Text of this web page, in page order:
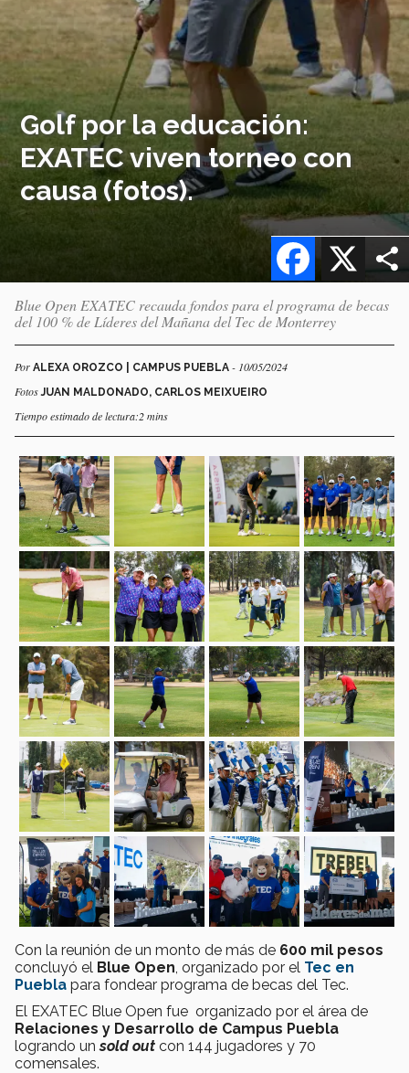
Golf por la educación:
EXATEC viven torneo con
causa (fotos).
X
Facebook
Blue Open EXATEC recauda fondos para el programa de becas
del 100 % de Líderes del Mañana del Tec de Monterrey
Por ALEXA OROZCO | CAMPUS PUEBLA - 10/05/2024
FotosJUAN MALDONADO, CARLOS MEIXUEIRO
Tiempo estimado de lectura:2 mins
Con la reunión de un monto de más de 600 mil pesos
concluyó el Blue Open , organizado por el Tec en
Puebla para fondear programa de becas del Tec.
El EXATEC Blue Open fue organizado por el área de
Relaciones y Desarrollo de Campus Puebla
logrando unsold out con 144 jugadores y 70
comensales.